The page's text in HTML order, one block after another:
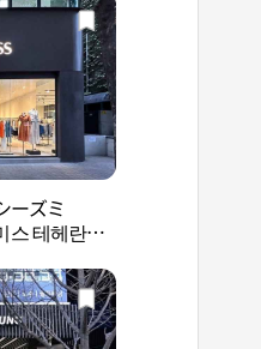
ーズミ
스 테헤란로